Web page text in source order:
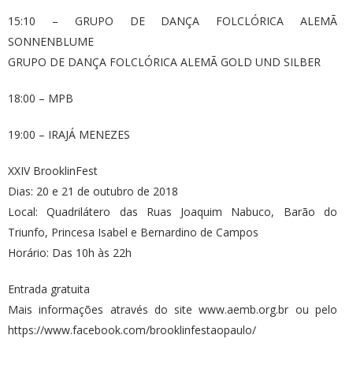
15:10 – GRUPO DE DANÇA FOLCLÓRICA ALEMÃ
SONNENBLUME
GRUPO DE DANÇA FOLCLÓRICA ALEMÃ GOLD UND SILBER
18:00 – MPB
19:00 – IRAJÁ MENEZES
XXIV BrooklinFest
Dias: 20 e 21 de outubro de 2018
Local: Quadrilátero das Ruas Joaquim Nabuco, Barão do
Triunfo, Princesa Isabel e Bernardino de Campos
Horário: Das 10h às 22h
Entrada gratuita
Mais informações através do site www.aemb.org.br ou pelo
https://www.facebook.com/brooklinfestaopaulo/